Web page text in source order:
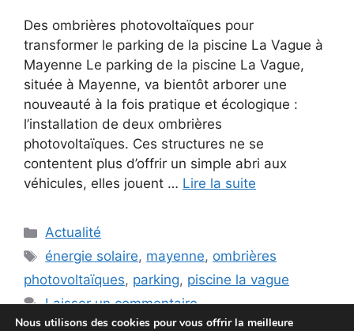
Des ombrières photovoltaïques pour
transformer le parking de la piscine La Vague à
Mayenne Le parking de la piscine La Vague,
située à Mayenne, va bientôt arborer une
nouveauté à la fois pratique et écologique :
l’installation de deux ombrières
photovoltaïques. Ces structures ne se
contentent plus d’offrir un simple abri aux
véhicules, elles jouent … Lire la suite
Catégories
Actualité
Étiquettes
énergie solaire, mayenne, ombrières
photovoltaïques, parking, piscine la vague
Laisser un commentaire
Nous utilisons des cookies pour vous offrir la meilleure